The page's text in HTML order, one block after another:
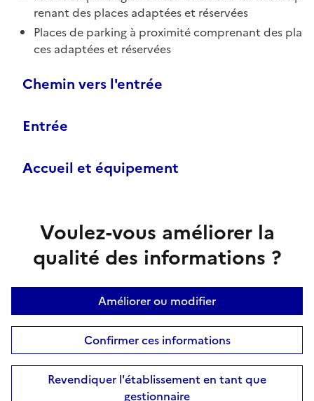
renant des places adaptées et réservées
Places de parking à proximité comprenant des pla
ces adaptées et réservées
Chemin vers l'entrée
Entrée
Accueil et équipement
Voulez-vous améliorer la
qualité des informations ?
Améliorer ou modifier
Confirmer ces informations
Revendiquer l'établissement en tant que
gestionnaire